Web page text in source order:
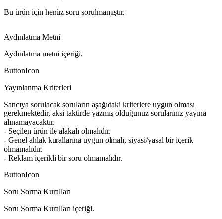
Bu ürün için henüz soru sorulmamıştır.
Aydınlatma Metni
Aydınlatma metni içeriği.
ButtonIcon
Yayınlanma Kriterleri
Satıcıya sorulacak soruların aşağıdaki kriterlere uygun olması
gerekmektedir, aksi taktirde yazmış olduğunuz sorularınız yayına
alınamayacaktır.
- Seçilen ürün ile alakalı olmalıdır.
- Genel ahlak kurallarına uygun olmalı, siyasi/yasal bir içerik
olmamalıdır.
- Reklam içerikli bir soru olmamalıdır.
ButtonIcon
Soru Sorma Kuralları
Soru Sorma Kuralları içeriği.